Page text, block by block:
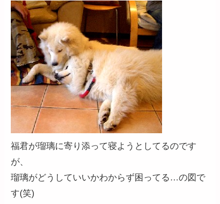
福君が瑠璃に寄り添って寝ようとしてるのです
が、
瑠璃がどうしていいかわからず困ってる…の図で
す(笑)